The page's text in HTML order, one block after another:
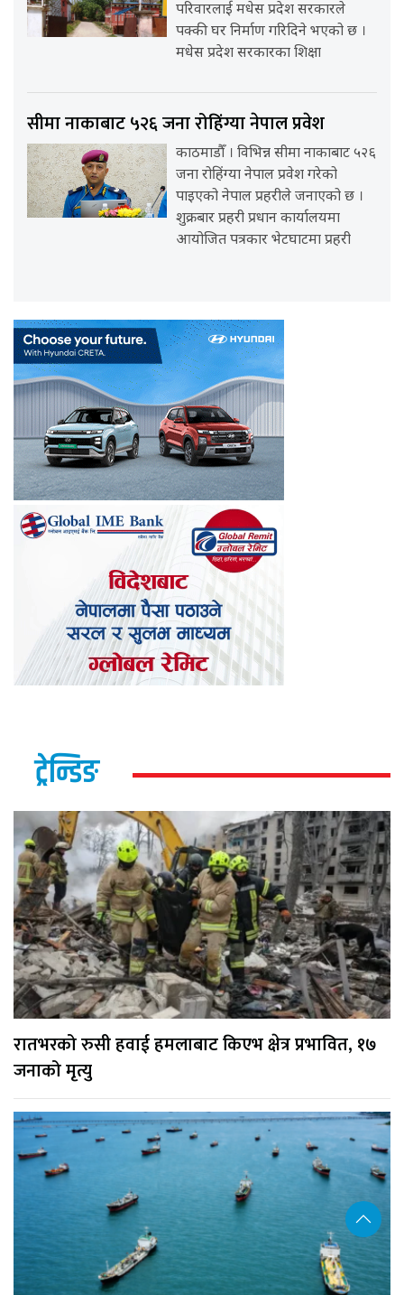
परिवारलाई मधेस प्रदेश सरकारले
पक्की घर निर्माण गरिदिने भएको छ ।
मधेस प्रदेश सरकारका शिक्षा
सीमा नाकाबाट ५२६ जना रोहिंग्या नेपाल प्रवेश
काठमाडौँ । विभिन्न सीमा नाकाबाट ५२६
जना रोहिंग्या नेपाल प्रवेश गरेको
पाइएको नेपाल प्रहरीले जनाएको छ ।
शुक्रबार प्रहरी प्रधान कार्यालयमा
आयोजित पत्रकार भेटघाटमा प्रहरी
ट्रेन्डिङ
रातभरको रुसी हवाई हमलाबाट किएभ क्षेत्र प्रभावित, १७
जनाको मृत्यु